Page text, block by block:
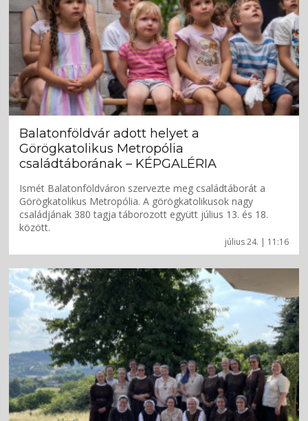
július 24. | 11:16
Balatonföldvár adott helyet a
Görögkatolikus Metropólia
családtáborának – KÉPGALÉRIA
Ismét Balatonföldváron szervezte meg családtáborát a
Görögkatolikus Metropólia. A görögkatolikusok nagy
családjának 380 tagja táborozott együtt július 13. és 18.
között.